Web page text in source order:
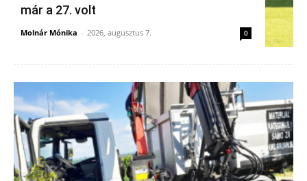
már a 27. volt
Molnár Mónika - 2026, augusztus 7. 0